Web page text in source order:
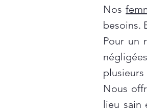
Nos
besoins.
Pour un
plusieurs
Nous
lieu sain